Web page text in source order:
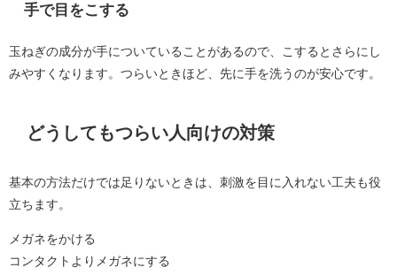
手で目をこする
玉ねぎの成分が手についていることがあるので、こするとさらにし
みやすくなります。つらいときほど、先に手を洗うのが安心です。
どうしてもつらい人向けの対策
基本の方法だけでは足りないときは、刺激を目に入れない工夫も役
立ちます。
メガネをかける
コンタクトよりメガネにする